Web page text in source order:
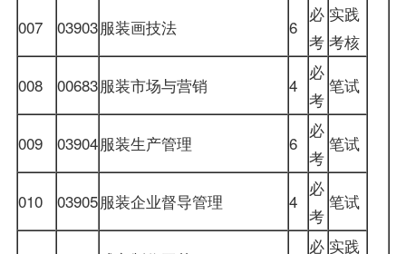
007 03903服装画技法 6
必
考
实践
考核
008
00683服装市场与营销 4
必
考
笔试
009 03904服装生产管理 6
必
考
笔试
010 03905服装企业督导管理 4
必
考
笔试
必 实践